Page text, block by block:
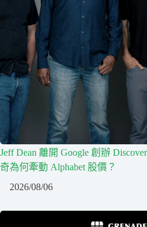
Jeff Dean 離開 Google 創辦
奇為何牽動 Alphabet 股價？
2026/08/06